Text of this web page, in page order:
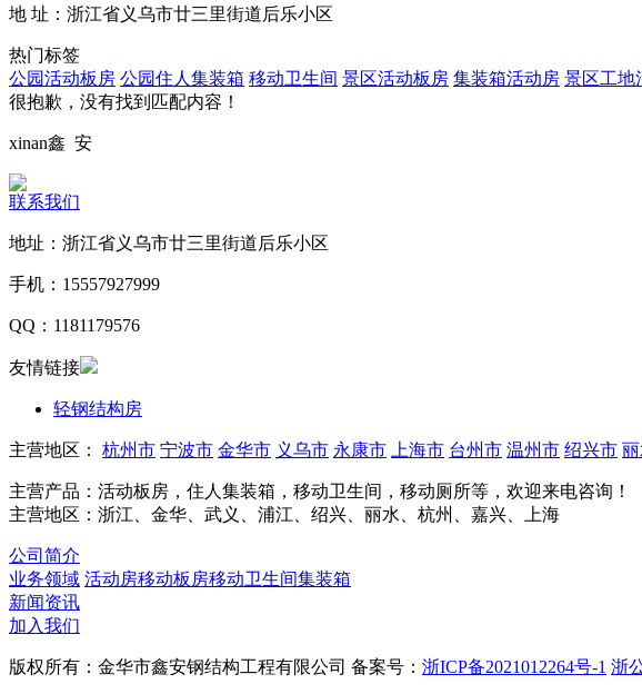
地 址：浙江省义乌市廿三里街道后乐小区
热门标签
公园活动板房 公园住人集装箱 移动卫生间 景区活动板房 集装箱活动房 景区工地
很抱歉，没有找到匹配内容！
xinan鑫 安
联系我们
地址：浙江省义乌市廿三里街道后乐小区
手机：15557927999
QQ：1181179576
友情链接
轻钢结构房
主营地区： 杭州市 宁波市 金华市 义乌市 永康市 上海市 台州市 温州市 绍兴市
主营产品：活动板房，住人集装箱，移动卫生间，移动厕所等，欢迎来电咨询！
主营地区：浙江、金华、武义、浦江、绍兴、丽水、杭州、嘉兴、上海
公司简介
业务领域 活动房移动板房移动卫生间集装箱
新闻资讯
加入我们
版权所有：金华市鑫安钢结构工程有限公司 备案号： 浙ICP备2021012264号-1 浙